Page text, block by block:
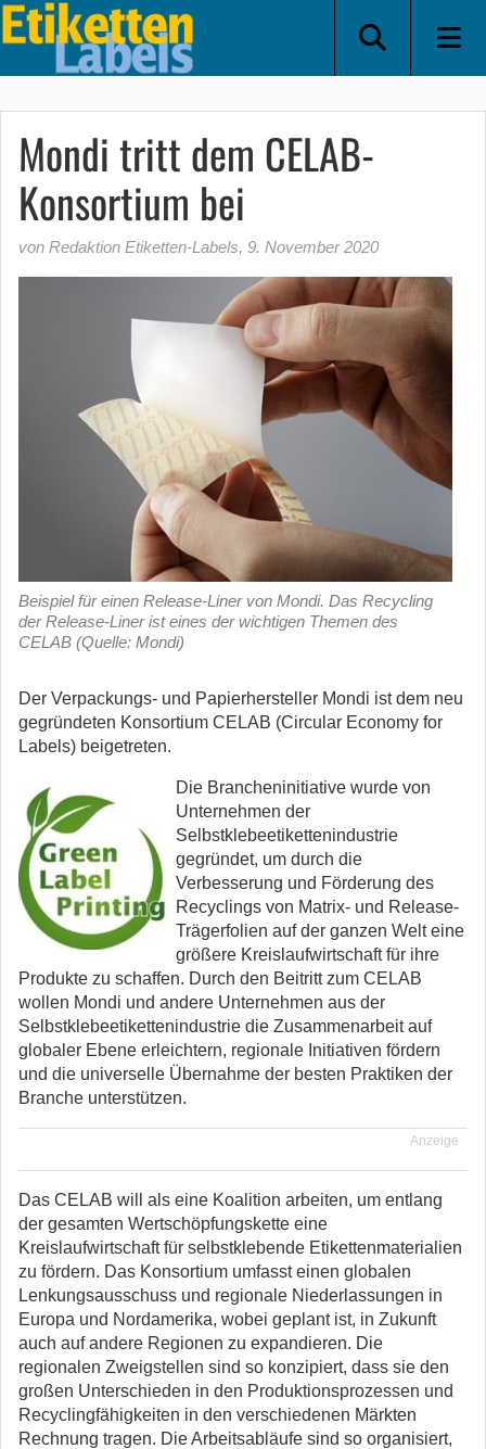
Mondi tritt dem CELAB-
Konsortium bei
von Redaktion Etiketten-Labels, 9. November 2020
Beispiel für einen Release-Liner von Mondi. Das Recycling
der Release-Liner ist eines der wichtigen Themen des
CELAB (Quelle: Mondi)
Der Verpackungs- und Papierhersteller Mondi ist dem neu
gegründeten Konsortium CELAB (Circular Economy for
Labels) beigetreten.
Die Brancheninitiative wurde von
Unternehmen der
Selbstklebeetikettenindustrie
gegründet, um durch die
Verbesserung und Förderung des
Recyclings von Matrix- und Release-
Trägerfolien auf der ganzen Welt eine
größere Kreislaufwirtschaft für ihre
Produkte zu schaffen. Durch den Beitritt zum CELAB
wollen Mondi und andere Unternehmen aus der
Selbstklebeetikettenindustrie die Zusammenarbeit auf
globaler Ebene erleichtern, regionale Initiativen fördern
und die universelle Übernahme der besten Praktiken der
Branche unterstützen.
Anzeige
Das CELAB will als eine Koalition arbeiten, um entlang
der gesamten Wertschöpfungskette eine
Kreislaufwirtschaft für selbstklebende Etikettenmaterialien
zu fördern. Das Konsortium umfasst einen globalen
Lenkungsausschuss und regionale Niederlassungen in
Europa und Nordamerika, wobei geplant ist, in Zukunft
auch auf andere Regionen zu expandieren. Die
regionalen Zweigstellen sind so konzipiert, dass sie den
großen Unterschieden in den Produktionsprozessen und
Recyclingfähigkeiten in den verschiedenen Märkten
Rechnung tragen. Die Arbeitsabläufe sind so organisiert,